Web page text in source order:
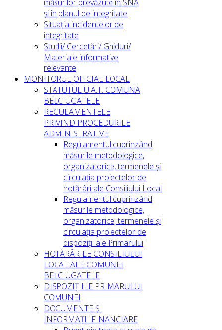
măsurilor prevăzute în SNA
și în planul de integritate
Situația incidentelor de
integritate
Studii/ Cercetări/ Ghiduri/
Materiale informative
relevante
MONITORUL OFICIAL LOCAL
STATUTUL U.A.T. COMUNA
BELCIUGATELE
REGULAMENTELE
PRIVIND PROCEDURILE
ADMINISTRATIVE
Regulamentul cuprinzând
măsurile metodologice,
organizatorice, termenele și
circulația proiectelor de
hotărâri ale Consiliului Local
Regulamentul cuprinzând
măsurile metodologice,
organizatorice, termenele și
circulația proiectelor de
dispoziții ale Primarului
HOTĂRÂRILE CONSILIULUI
LOCAL ALE COMUNEI
BELCIUGATELE
DISPOZIȚIILE PRIMARULUI
COMUNEI
DOCUMENTE ȘI
INFORMAȚII FINANCIARE